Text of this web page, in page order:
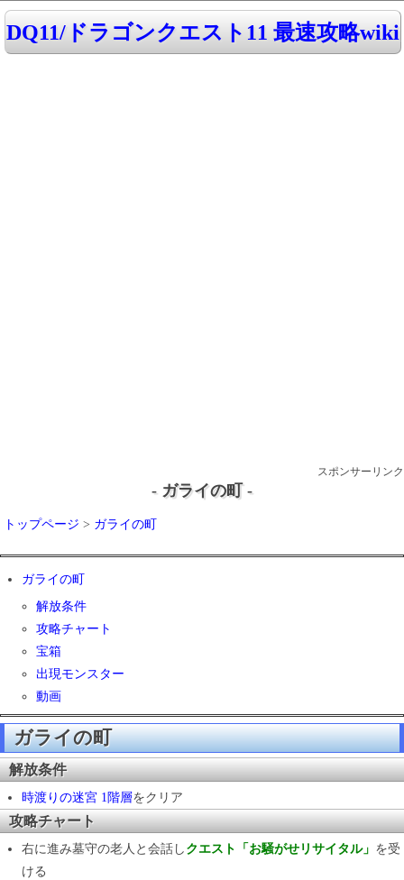
DQ11/ドラゴンクエスト11 最速攻略wiki
スポンサーリンク
- ガライの町 -
トップページ > ガライの町
ガライの町
解放条件
攻略チャート
宝箱
出現モンスター
動画
ガライの町
解放条件
時渡りの迷宮 1階層をクリア
攻略チャート
右に進み墓守の老人と会話し クエスト「お騒がせリサイタル」 を受
ける